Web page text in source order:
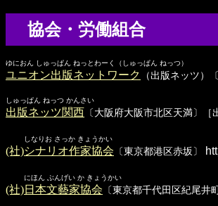
協会・労働組合
ゆにおん しゅっぱん ねっとわーく（しゅっぱん ねっつ）
ユニオン出版ネットワーク （出版ネッツ）
しゅっぱん ねっつ かんさい
出版ネッツ関西 〔大阪府大阪市北区天満〕［
しなりお さっか きょうかい
(社)シナリオ作家協会 〔東京都港区赤坂〕
にほん ぶんげい か きょうかい
(社)日本文藝家協会 〔東京都千代田区紀尾井町